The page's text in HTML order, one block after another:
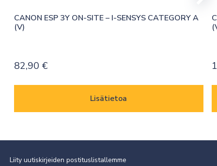
CANON ESP 3Y ON-SITE – I-SENSYS CATEGORY A
(V)
82,90 €
Lisätietoa
Liity uutiskirjeiden postituslistallemme